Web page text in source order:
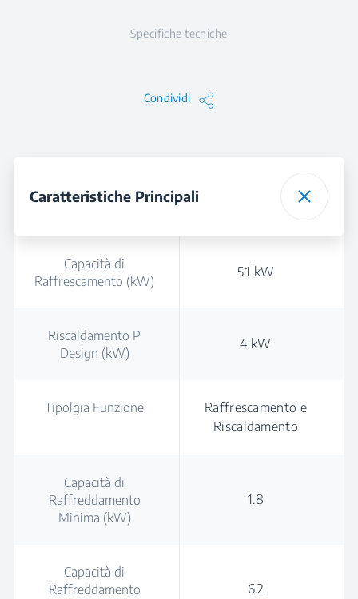
Specifiche tecniche
Condividi
Caratteristiche Principali
Capacità di
Raffrescamento (kW)
5.1 kW
Riscaldamento P
Design (kW)
4 kW
Tipolgia Funzione
Raffrescamento e
Riscaldamento
Capacità di
Raffreddamento
Minima (kW)
1.8
Capacità di
Raffreddamento
6.2